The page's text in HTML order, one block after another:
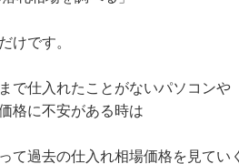
けです。
で仕入れたことがないパソコンや
格に不安がある時は
て過去の仕入れ相場価格を見てい